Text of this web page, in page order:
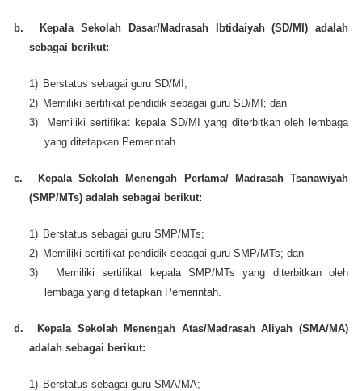
b.
Kepala Sekolah Dasar/Madrasah Ibtidaiyah (SD/MI) adalah
sebagai berikut:
1) Berstatus sebagai guru SD/MI;
2) Memiliki sertifikat pendidik sebagai guru SD/MI; dan
3)
Memiliki sertifikat kepala SD/MI yang diterbitkan oleh lembaga
yang ditetapkan Pemerintah.
c.
Kepala Sekolah Menengah Pertama/ Madrasah Tsanawiyah
(SMP/MTs) adalah sebagai berikut:
1) Berstatus sebagai guru SMP/MTs;
2) Memiliki sertifikat pendidik sebagai guru SMP/MTs; dan
3)
Memiliki sertifikat kepala SMP/MTs yang diterbitkan oleh
lembaga yang ditetapkan Pemerintah.
d.
Kepala Sekolah Menengah Atas/Madrasah Aliyah (SMA/MA)
adalah sebagai berikut:
1) Berstatus sebagai guru SMA/MA;